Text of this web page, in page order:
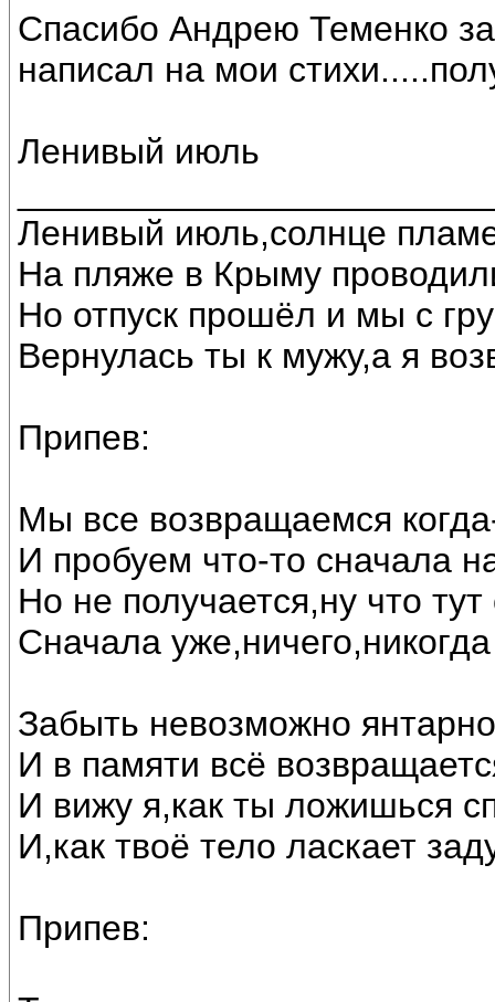
Спасибо Андрею Теменко
написал на мои
Ленивый июль
Ленивый июль,солнце
На пляже в Крыму
Но отпуск прошёл и мы с
Вернулась ты к мужу,а я
Припев:
Мы все возвращаемся
И пробуем что-то сначала
Но не получается,ну что тут
Сначала
Забыть невозможно
И в памяти всё
И вижу я,как ты ложишься
И,как твоё тело ласкает
Припев: